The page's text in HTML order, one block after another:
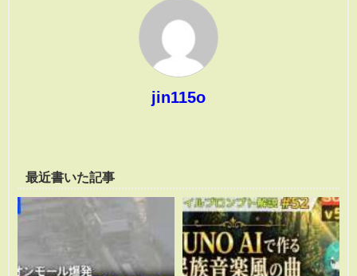
jin115o
最近書いた記事